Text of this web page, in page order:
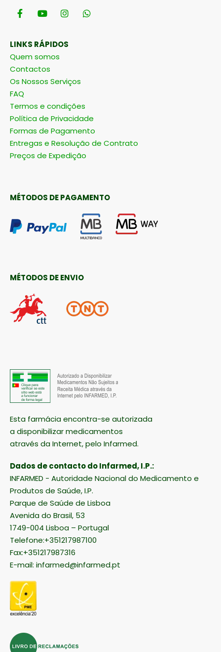
LINKS RÁPIDOS
Quem somos
Contactos
Os Nossos Serviços
FAQ
Termos e condições
Política de Privacidade
Formas de Pagamento
Entregas e Resolução de Contrato
Preços de Expedição
MÉTODOS DE PAGAMENTO
MÉTODOS DE ENVIO
Esta farmácia encontra-se autorizada
a disponibilizar medicamentos
através da Internet, pelo Infarmed.
Dados de contacto do Infarmed, I.P.:
INFARMED - Autoridade Nacional do Medicamento e
Produtos de Saúde, I.P.
Parque de Saúde de Lisboa
Avenida do Brasil, 53
1749-004 Lisboa – Portugal
Telefone:+351217987100
Fax:+351217987316
E-mail: infarmed@infarmed.pt